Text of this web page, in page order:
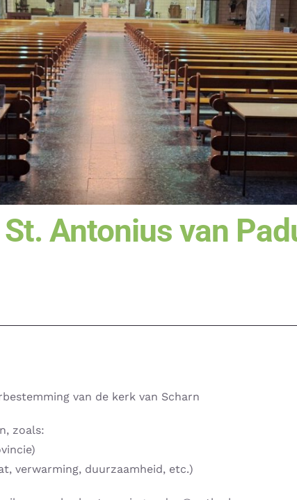
Antonius van
van de kerk van Scharn
zoals:
verwarming, duurzaamheid, etc.)